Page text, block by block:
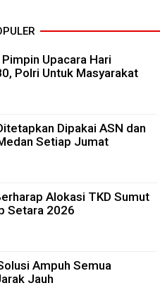
Upacara Hari
Polri Untuk Masyarakat
Dipakai ASN dan
Setiap Jumat
Alokasi TKD Sumut
Setara 2026
Ampuh Semua
Jauh